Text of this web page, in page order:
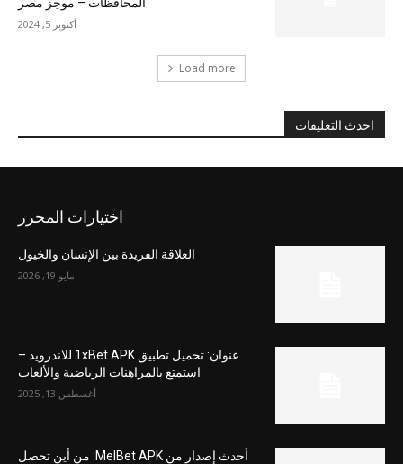
أكتوبر 5, 2024
Load more
احدث التعليقات
اختيارات المحرر
العلاقة الفريدة بين الإنسان والخيول
مايو 19, 2026
عنوان: تحميل تطبيق 1xBet APK للاندرويد –
استمتع بالمراهنات الرياضية والألعاب
أغسطس 13, 2025
أحدث إصدار من MelBet APK: من أين تحصل